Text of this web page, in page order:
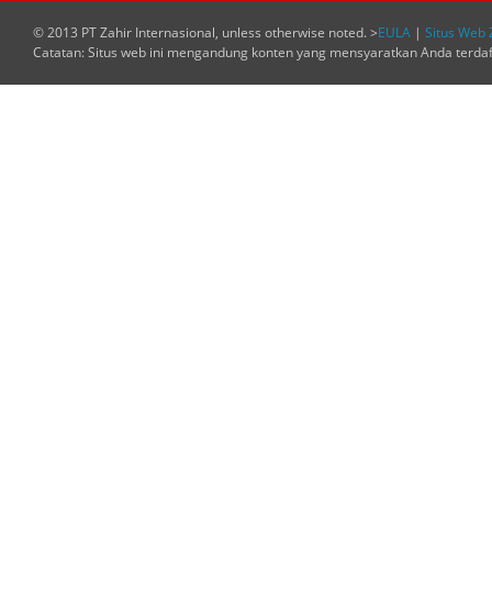
© 2013 PT Zahir Internasional, unless otherwise noted. >EULA | Situs Web
Catatan: Situs web ini mengandung konten yang mensyaratkan Anda